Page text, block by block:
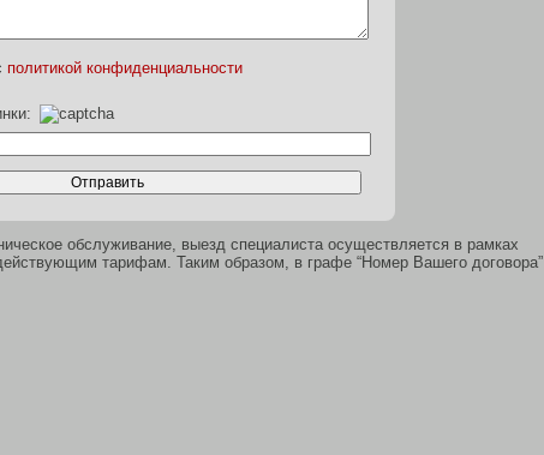
политикой конфиденциальности
обслуживание, выезд специалиста осуществляется в рамках
тарифам. Таким образом, в графе “Номер Вашего договора”